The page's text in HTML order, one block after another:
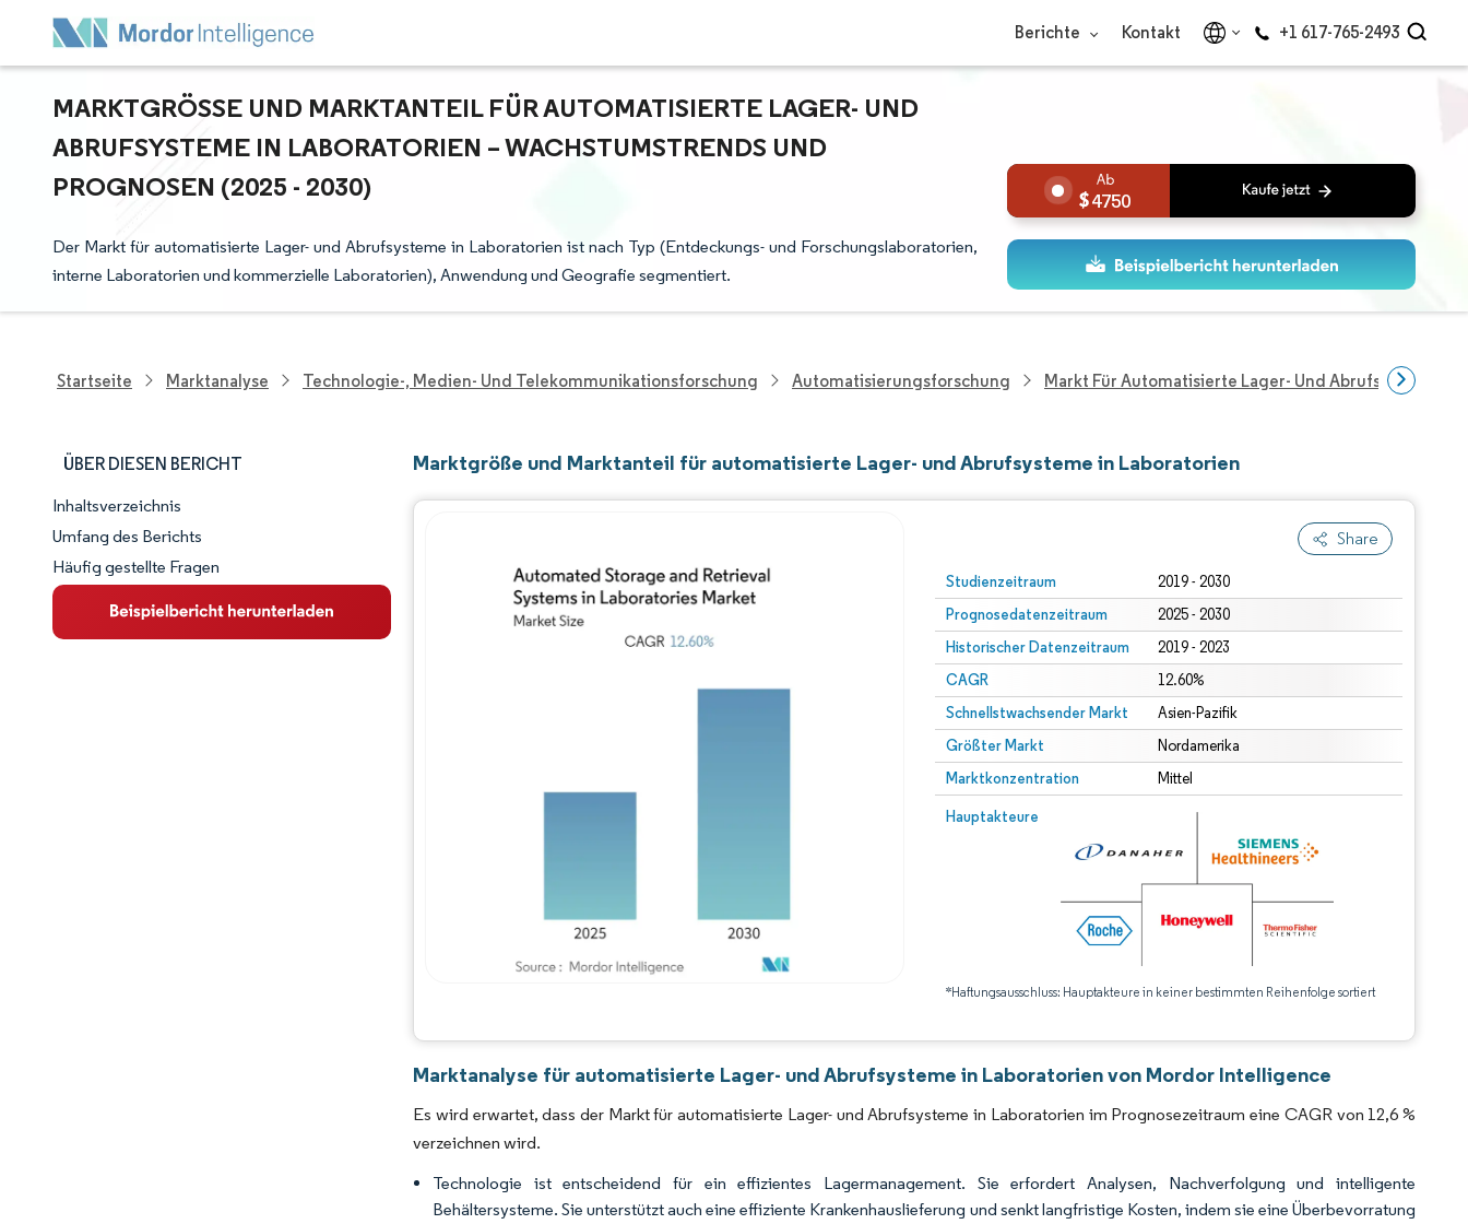
Berichte Kontakt +1 617-765-2493
MARKTGRÖSSE UND MARKTANTEIL FÜR AUTOMATISIERTE LAGER- UND A
BRUFSYSTEME IN LABORATORIEN – WACHSTUMSTRENDS UND P
ROGNOSEN (2025 - 2030)
Der Markt für automatisierte Lager- und Abrufsysteme in Laboratorien ist nach Typ (Entdeckungs- und Forschungslaboratorien,
interne Laboratorien und kommerzielle Laboratorien), Anwendung und Geografie segmentiert.
4750
Startseite Marktanalyse Technologie-, Medien- Und Telekommunikationsforschung Automatisierungsforschung Markt Für Automatisierte Lager- Und Abrufsysteme In
ÜBER DIESEN BERICHT
Marktschnappschuss
Marktübersicht
Wichtige Markttrends
Inhaltsverzeichnis
Umfang des Berichts
Häufig gestellte Fragen
Marktgröße und Marktanteil für automatisierte Lager- und Abrufsysteme in Laboratorien
Share
Studienzeitraum 2019 - 2030
Prognosedatenzeitraum 2025 - 2030
Historischer Datenzeitraum 2019 - 2023
CAGR 12.60%
Schnellstwachsender Markt Asien-Pazifik
Größter Markt Nordamerika
Marktkonzentration Mittel
Hauptakteure
*Haftungsausschluss: Hauptakteure in keiner bestimmten Reihenfolge sortiert
Bild © Mordor Intelligence. Wiederverwendung erfordert Namensnennung gemäß CC BY 4.0.
Marktanalyse für automatisierte Lager- und Abrufsysteme in Laboratorien von Mordor Intelligence
Es wird erwartet, dass der Markt für automatisierte Lager- und Abrufsysteme in Laboratorien im Prognosezeitraum eine CAGR von 12,6 %
verzeichnen wird.
Technologie ist entscheidend für ein effizientes Lagermanagement. Sie erfordert Analysen, Nachverfolgung und intelligente
Behältersysteme. Sie unterstützt auch eine effiziente Krankenhauslieferung und senkt langfristige Kosten, indem sie eine Überbevorratung